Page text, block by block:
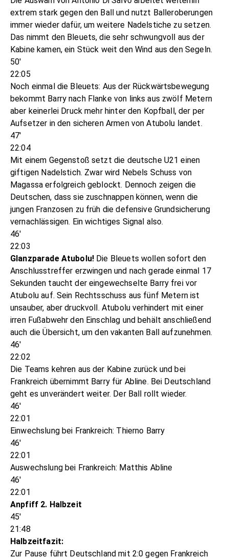
extrem stark gegen den Ball und nutzt Balleroberungen
immer wieder dafür, um weitere Nadelstiche zu setzen.
Das nimmt den Bleuets, die sehr schwungvoll aus der
Kabine kamen, ein Stück weit den Wind aus den Segeln.
50'
22:05
Noch einmal die Bleuets: Aus der Rückwärtsbewegung
bekommt Barry nach Flanke von links aus zwölf Metern
aber keinerlei Druck mehr hinter den Kopfball, der per
Aufsetzer in den sicheren Armen von Atubolu landet.
47'
22:04
Mit einem Gegenstoß setzt die deutsche U21 einen
giftigen Nadelstich. Zwar wird Nebels Schuss von
Magassa erfolgreich geblockt. Dennoch zeigen die
Deutschen, dass sie zuschnappen können, wenn die
jungen Franzosen zu früh die defensive Grundsicherung
vernachlässigen. Ein wichtiges Signal also.
46'
22:03
Glanzparade Atubolu! Die Bleuets wollen sofort den
Anschlusstreffer erzwingen und nach gerade einmal 17
Sekunden taucht der eingewechselte Barry frei vor
Atubolu auf. Sein Rechtsschuss aus fünf Metern ist
unsauber, aber druckvoll. Atubolu verhindert mit einer
irren Fußabwehr den Einschlag und behält anschließend
auch die Übersicht, um den vakanten Ball aufzunehmen.
46'
22:02
Die Teams kehren aus der Kabine zurück und bei
Frankreich übernimmt Barry für Abline. Bei Deutschland
geht es unverändert weiter. Der Ball rollt wieder.
46'
22:01
Einwechslung bei Frankreich: Thierno Barry
46'
22:01
Auswechslung bei Frankreich: Matthis Abline
46'
22:01
Anpfiff 2. Halbzeit
45'
21:48
Halbzeitfazit:
Zur Pause führt Deutschland mit 2:0 gegen Frankreich